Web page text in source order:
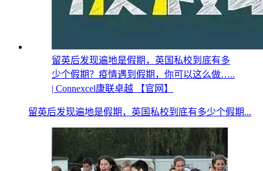
留英后发现遍地是假期，英国私校到底有多
少个假期？疫情遇到假期，你可以这么做…..
| Connexcel康联卓越 【官网】
留英后发现遍地是假期，英国私校到底有多少个假期...